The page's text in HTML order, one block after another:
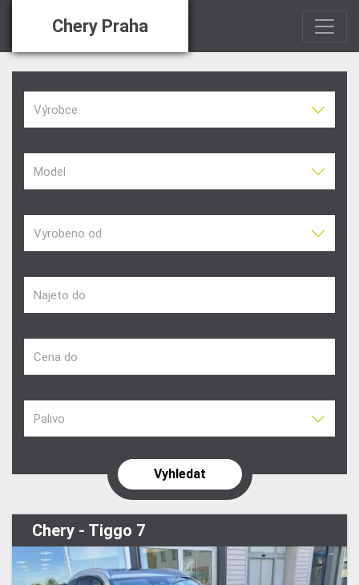
Chery Praha
Výrobce
Model
Vyrobeno od
Najeto do
Cena do
Palivo
Chery - Tiggo 7